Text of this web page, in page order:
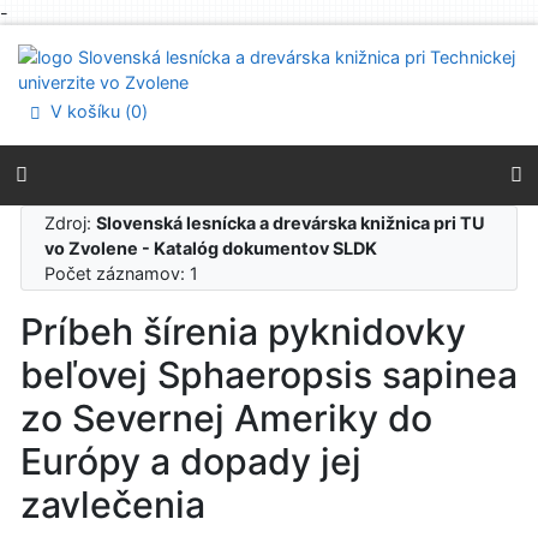
-
Prejsť na menu
Prehlásenie o webovej prístupnosti
V košíku (0)
Zdroj:Slovenská lesnícka a drevárska knižnica pri TU
vo Zvolene - Katalóg dokumentov SLDK
Počet záznamov: 1
Príbeh šírenia pyknidovky
beľovej Sphaeropsis sapinea
zo Severnej Ameriky do
Európy a dopady jej
zavlečenia